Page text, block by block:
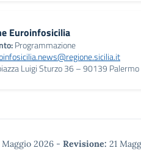
Euroinfosicilia
Programmazione
Luigi Sturzo 36 – 90139 Palermo
Maggio 2026 - Revisione: 21